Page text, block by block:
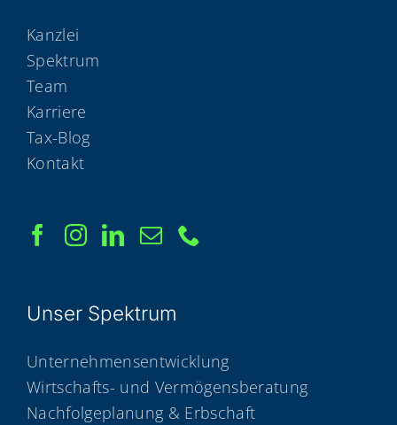
Kanzlei
Spektrum
Team
Karriere
Tax-Blog
Kontakt
Unser Spek­trum
Unternehmensentwicklung
Wirtschafts- und Vermögensberatung
Nachfolgeplanung & Erbschaft